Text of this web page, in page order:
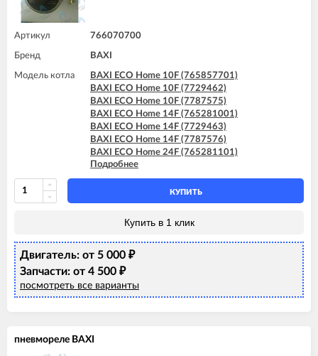
Артикул 766070700
Бренд BAXI
Модель котла
BAXI ECO Home 10F (765857701)
BAXI ECO Home 10F (7729462)
BAXI ECO Home 10F (7787575)
BAXI ECO Home 14F (765281001)
BAXI ECO Home 14F (7729463)
BAXI ECO Home 14F (7787576)
BAXI ECO Home 24F (765281101)
BAXI ECO Home 24F (7729464)
BAXI ECO Home 24F (7787577)
BAXI ECO-4s 1.24 F
BAXI ECO-4s 10 F
BAXI ECO-4s 24
BAXI ECO-4s 24 F
Подробнее
КУПИТЬ
Купить в 1 клик
Двигатель: от 5 000 ₽
Запчасти: от 4 500 ₽
посмотреть все варианты
пневмореле BAXI